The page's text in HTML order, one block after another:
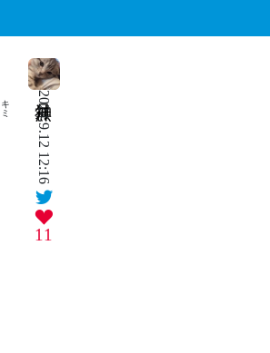
2024.9.12 12:16
11
キミ